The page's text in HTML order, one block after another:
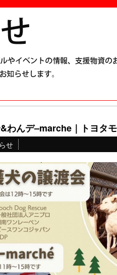
わんデ–marche｜トヨタ
せ